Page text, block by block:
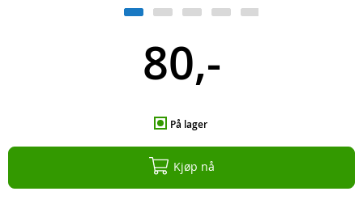
80,-
På lager
Kjøp nå